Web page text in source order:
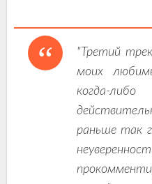
"Третий
моих
когда-
раньше так